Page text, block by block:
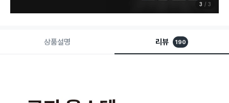
3 3
상품설명 리뷰 190